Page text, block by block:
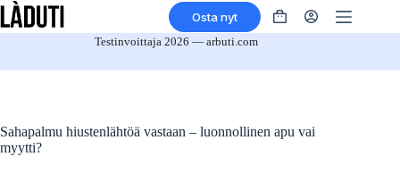
Siirry
sisältöön
Osta nyt Ostoskori
Testinvoittaja 2026 — arbuti.com
Sahapalmu hiustenlähtöä vastaan – luonnollinen apu vai
myytti?